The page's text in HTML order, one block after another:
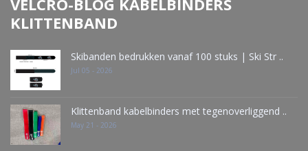
VELCRO-BLOG KABELBINDERS
KLITTENBAND
Skibanden bedrukken vanaf 100 stuks | Ski Str ..
Jul 05 - 2026
Klittenband kabelbinders met tegenoverliggend ..
May 21 - 2026